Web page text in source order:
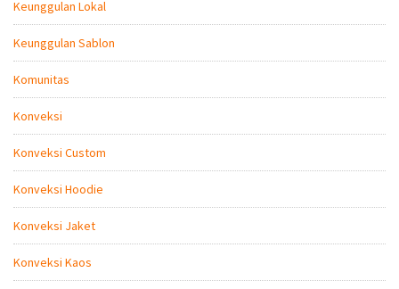
Keunggulan Lokal
Keunggulan Sablon
Komunitas
Konveksi
Konveksi Custom
Konveksi Hoodie
Konveksi Jaket
Konveksi Kaos